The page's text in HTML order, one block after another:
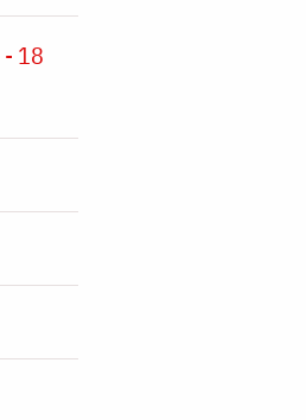
- 18